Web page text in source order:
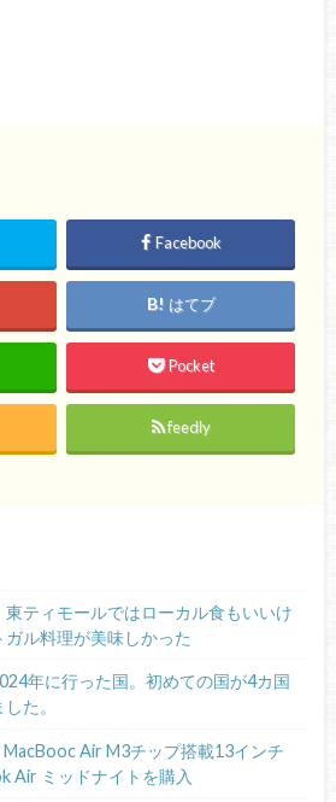
Facebook
はてブ
Pocket
feedly
東ティモールではローカル食もいいけ
ガル料理が美味しかった
年に行った国。初めての国が4カ国
た。
MacBooc Air M3チップ搭載13インチ
Air ミッドナイトを購入